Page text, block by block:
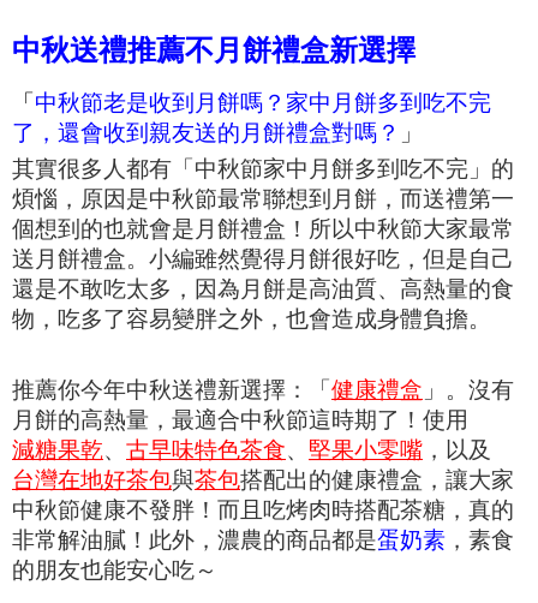
中秋送禮推薦不月餅禮盒新選擇
「 中秋節老是收到月餅嗎？家中月餅多到吃不完
了，還會收到親友送的月餅禮盒對嗎？ 」
其實很多人都有「中秋節家中月餅多到吃不完」的
煩惱，原因是中秋節最常聯想到月餅，而送禮第一
個想到的也就會是月餅禮盒！所以中秋節大家最常
送月餅禮盒。小編雖然覺得月餅很好吃，但是自己
還是不敢吃太多，因為月餅是高油質、高熱量的食
物，吃多了容易變胖之外，也會造成身體負擔。
推薦你今年中秋送禮新選擇：「 健康禮盒 」。 沒有
月餅的高熱量，最適合中秋節這時期了！ 使用
減糖果乾、 古早味特色茶食、 堅果小零嘴 ，以及
台灣在地好茶包與茶包搭配出的健康禮盒，讓大家
中秋節健康不發胖！而且吃烤肉時搭配茶糖，真的
非常解油膩！此外， 濃農的商品都是蛋奶素 ，素食
的朋友也能安心吃～